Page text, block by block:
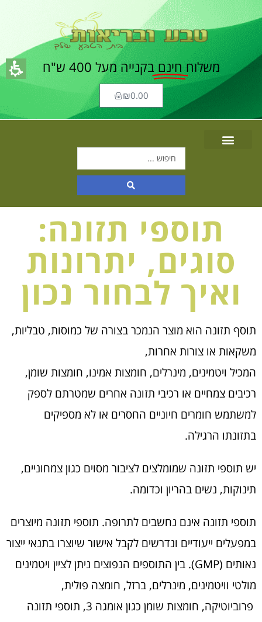
משלוח חינם בקנייה מעל 400 ש"ח
₪0.00
תוספי תזונה:
סוגים, יתרונות
ואיך לבחור נכון
תוסף תזונה הוא מוצר הנמכר בצורה של כמוסות, טבליות,
משקאות או צורות אחרות,
המכיל ויטמינים, מינרלים, חומצות אמינו, חומצות שומן,
רכיבים צמחיים או רכיבי תזונה אחרים שמטרתם לספק
למשתמש חומרים חיוניים החסרים או לא מספיקים
בתזונתו הרגילה.
יש תוספי תזונה שמומלצים לציבור מסוים כגון צמחוניים,
תינוקות, נשים בהריון וכדומה.
תוספי תזונה אינם נחשבים לתרופה. תוספי תזונה מיוצרים
במפעלים ייעודיים ונדרשים לקבל אישור שיוצרו בתנאי ייצור
נאותים (GMP). בין התוספים הנפוצים ניתן לציין ויטמינים
מולטי וויטמינים, מינרלים, ברזל, חומצה פולית,
פרוביוטיקה, חומצות שומן כגון אומגה 3, תוספי תזונה